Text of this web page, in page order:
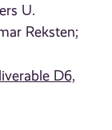
U.
Reksten;
D6,